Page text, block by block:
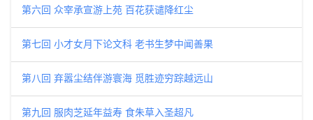
第六回 众宰承宣游上苑 百花获谴降红尘
第七回 小才女月下论文科 老书生梦中闻善果
第八回 弃嚣尘结伴游寰海 觅胜迹穷踪越远山
第九回 服肉芝延年益寿 食朱草入圣超凡